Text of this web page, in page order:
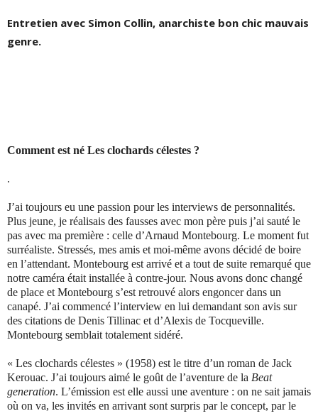
Entretien avec Simon Collin, anarchiste bon chic mauvais
genre.
Comment est né Les clochards célestes ?
.
J’ai toujours eu une passion pour les interviews de personnalités.
Plus jeune, je réalisais des fausses avec mon père puis j’ai sauté le
pas avec ma première : celle d’Arnaud Montebourg. Le moment fut
surréaliste. Stressés, mes amis et moi-même avons décidé de boire
en l’attendant. Montebourg est arrivé et a tout de suite remarqué que
notre caméra était installée à contre-jour. Nous avons donc changé
de place et Montebourg s’est retrouvé alors engoncer dans un
canapé. J’ai commencé l’interview en lui demandant son avis sur
des citations de Denis Tillinac et d’Alexis de Tocqueville.
Montebourg semblait totalement sidéré.
« Les clochards célestes » (1958) est le titre d’un roman de Jack
Kerouac. J’ai toujours aimé le goût de l’aventure de la Beat
generation. L’émission est elle aussi une aventure : on ne sait jamais
où on va, les invités en arrivant sont surpris par le concept, par le